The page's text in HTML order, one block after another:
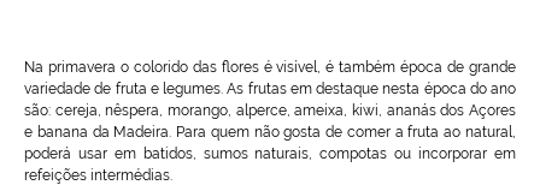
Na primavera o colorido das flores é visível, é também época de grande
variedade de fruta e legumes. As frutas em destaque nesta época do ano
são: cereja, nêspera, morango, alperce, ameixa, kiwi, ananás dos Açores
e banana da Madeira. Para quem não gosta de comer a fruta ao natural,
poderá usar em batidos, sumos naturais, compotas ou incorporar em
refeições intermédias.